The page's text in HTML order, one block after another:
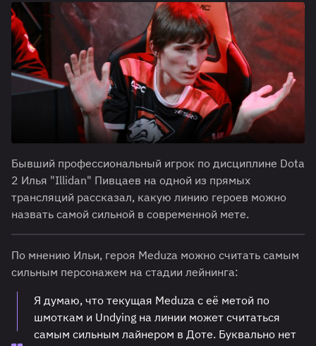
Бывший профессиональный игрок по дисциплине Dota
2 Илья "Illidan" Пивцаев на одной из прямых
трансляций рассказал, какую линию героев можно
назвать самой сильной в современной мете.
По мнению Ильи, героя Meduza можно считать самым
сильным персонажем на стадии лейнинга:
Я думаю, что текущая Meduza с её метой по
шмоткам и Undying на линии может считаться
самым сильным лайнером в Доте. Буквально нет